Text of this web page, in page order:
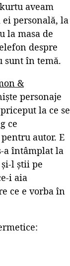
aveam
personală, la
la masa de
despre
sunt în temă.
&
personaje
la ce se
ce
autor. E
a întâmplat la
și-l știi pe
i aia
ce e vorba în